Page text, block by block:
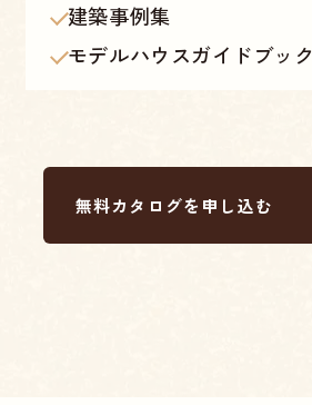
建築事例集
モデルハウスガイドブック
無料カタログを申し込む